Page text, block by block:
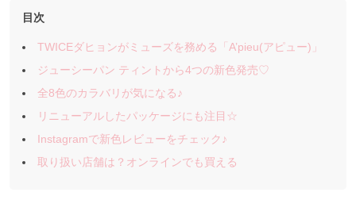
目次
TWICEダヒョンがミューズを務める「A’pieu(アピュー)」
ジューシーパン ティントから4つの新色発売♡
全8色のカラバリが気になる♪
リニューアルしたパッケージにも注目☆
Instagramで新色レビューをチェック♪
取り扱い店舗は？オンラインでも買える